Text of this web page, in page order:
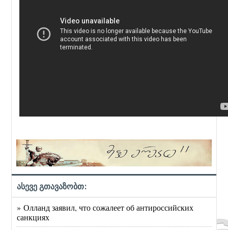
ასევე გთავაზობთ:
» Олланд заявил, что сожалеет об антироссийских
санкциях